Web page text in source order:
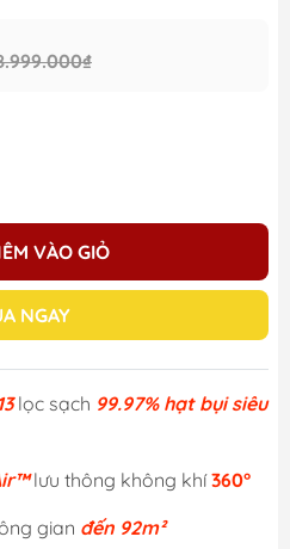
VÀO GIỎ
NGAY
lọc sạch 99.97% hạt bụi siêu
lưu thông không khí360°
gian đến 92m²